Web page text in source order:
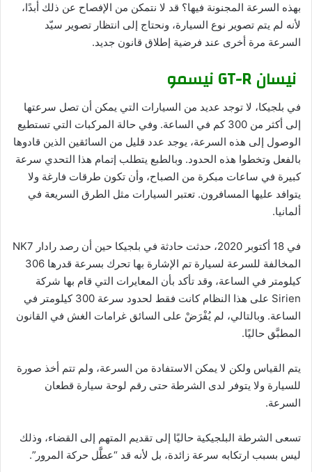
بهذه السرعة المجنونة فيها؟ قد لا نتمكن من الإفصاح عن ذلك أبدًا،
لأنه لم يتم تصوير نوع السيارة، ونحتاج إلى انتظار تصوير سيّد
السرعة مرة أخرى عند فرضية إطلاق قانون جديد.
نيسان GT-R نيسمو
في بلجيكا، لا توجد عديد من السيارات التي يمكن أن تصل سرعتها
إلى أكثر من 300 كم في الساعة. وفي حالة المركبات التي تستطيع
الوصول إلى هذه السرعة، يوجد عدد قليل من السائقين الذين قادوها
بالفعل وتخطوا هذه الحدود. وبالطبع يتطلب إتمام هذا التحدي سرعة
كبيرة في ساعات مبكرة من الصباح، وأن تكون طرقات فارغة ولا
يتوافد عليها المسافرون. تعتبر السيارات مثل الطرق السريعة في
ألمانيا.
في 18 أكتوبر 2020، حدثت حادثة في بلجيكا حين أن رصد رادار NK7
المخالفة للسرعة لسيارة تم الإشارة بها تحرك بسرعة قدرها 306
كيلومتر في الساعة، وقد تأكد بأن المعايرات التي قام بها شركة
Sirien على هذا النظام كانت فقط لحدود سرعة 300 كيلومتر في
الساعة. وبالتالي، لم يُفْرَضْ على السائق غرامات الغش في القانون
المطبَّق حاليًا.
يتم القياس ولكن لا يمكن الاستفادة من السرعة، ولم تتم أخذ صورة
للسيارة ولا يتوفر لدى الشرطة حتى رقم لوحة سيارة قطعان
السرعة.
تسعى الشرطة البلجيكية حاليًا إلى تقديم المتهم إلى القضاء، وذلك
ليس بسبب ارتكابه سرعة زائدة، بل لأنه قد “عطَّل حركة المرور”.